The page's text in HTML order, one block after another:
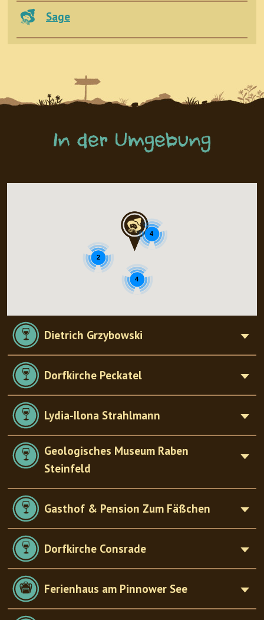
Sage
In der Umgebung
4
4
2
Dietrich Grzybowski
Dorfkirche Peckatel
Lydia-Ilona Strahlmann
Geologisches Museum Raben
Steinfeld
Gasthof & Pension Zum Fäßchen
Dorfkirche Consrade
Ferienhaus am Pinnower See